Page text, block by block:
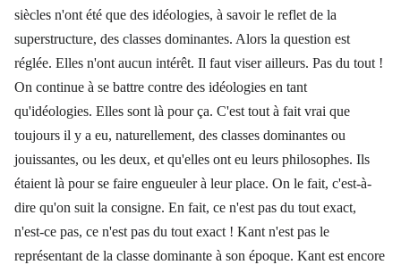
siècles n'ont été que des idéologies, à savoir le reflet de la
superstructure, des classes dominantes. Alors la question est
réglée. Elles n'ont aucun intérêt. Il faut viser ailleurs. Pas du tout !
On continue à se battre contre des idéologies en tant
qu'idéologies. Elles sont là pour ça. C'est tout à fait vrai que
toujours il y a eu, naturellement, des classes dominantes ou
jouissantes, ou les deux, et qu'elles ont eu leurs philosophes. Ils
étaient là pour se faire engueuler à leur place. On le fait, c'est-à-
dire qu'on suit la consigne. En fait, ce n'est pas du tout exact,
n'est-ce pas, ce n'est pas du tout exact ! Kant n'est pas le
représentant de la classe dominante à son époque. Kant est encore